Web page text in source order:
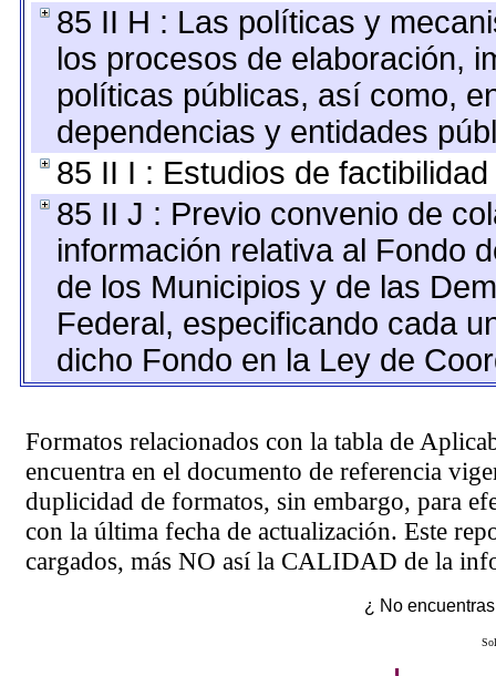
85 II H : Las políticas y
los procesos de elaboración,
políticas públicas, así como,
dependencias y entidades
85 II I : Estudios de
85 II J : Previo convenio de
información relativa al Fondo
de los Municipios y de las
Federal, especificando cada
dicho Fondo en la Ley de
Formatos relacionados con la tabla de
encuentra en el documento de referencia
duplicidad de formatos, sin embargo, para
con la última fecha de actualización. Este
cargados, más NO así la CALIDAD de la
¿ No